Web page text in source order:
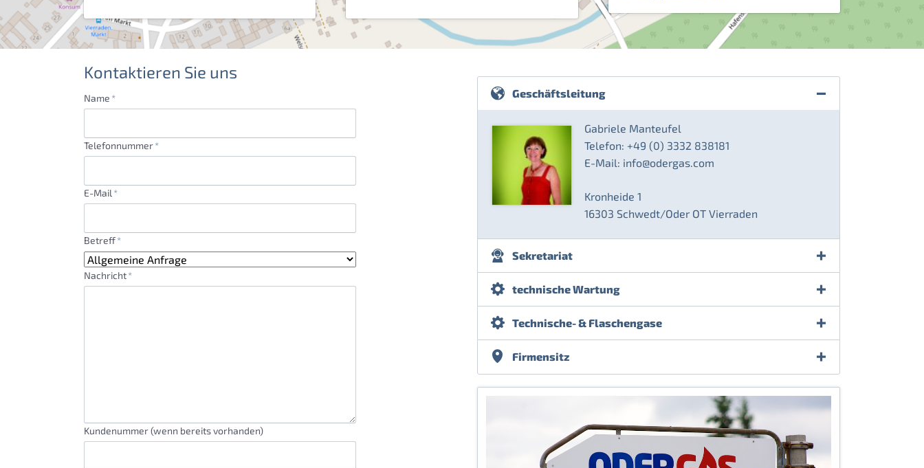
Kontaktieren Sie uns
Pflichtfeld
Name *
Pflichtfeld
Telefonnummer*
Pflichtfeld
E-Mail *
Pflichtfeld
Betreff*
Pflichtfeld
Nachricht*
Kundenummer (wenn bereits vorhanden)
Geschäftsleitung
Gabriele Manteufel
Telefon: +49 (0) 3332 838181
E-Mail: info@odergas.com
Kronheide 1
16303 Schwedt/Oder OT Vierraden
Sekretariat
technische Wartung
Technische- & Flaschengase
Firmensitz